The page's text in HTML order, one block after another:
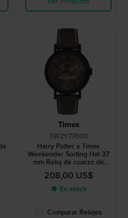
Timex
TW2Y77000
Harry Potter x Timex
Weekender Sorting Hat 37
mm Reloj de cuarzo de
edición especial con
segundero en forma de
sombrero seleccionador
giratorio
208,00 US$
● En stock
Comparar Relojes